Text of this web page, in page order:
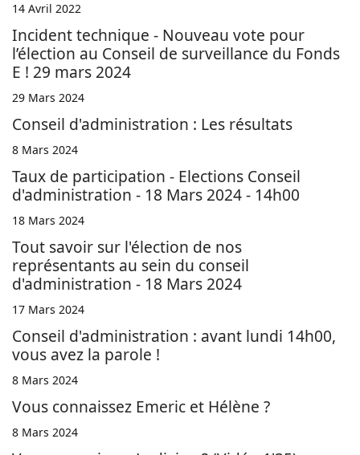
14 Avril 2022
Incident technique - Nouveau vote pour
l’élection au Conseil de surveillance du Fonds
E ! 29 mars 2024
29 Mars 2024
Conseil d'administration : Les résultats
8 Mars 2024
Taux de participation - Elections Conseil
d'administration - 18 Mars 2024 - 14h00
18 Mars 2024
Tout savoir sur l'élection de nos
représentants au sein du conseil
d'administration - 18 Mars 2024
17 Mars 2024
Conseil d'administration : avant lundi 14h00,
vous avez la parole !
8 Mars 2024
Vous connaissez Emeric et Hélène ?
8 Mars 2024